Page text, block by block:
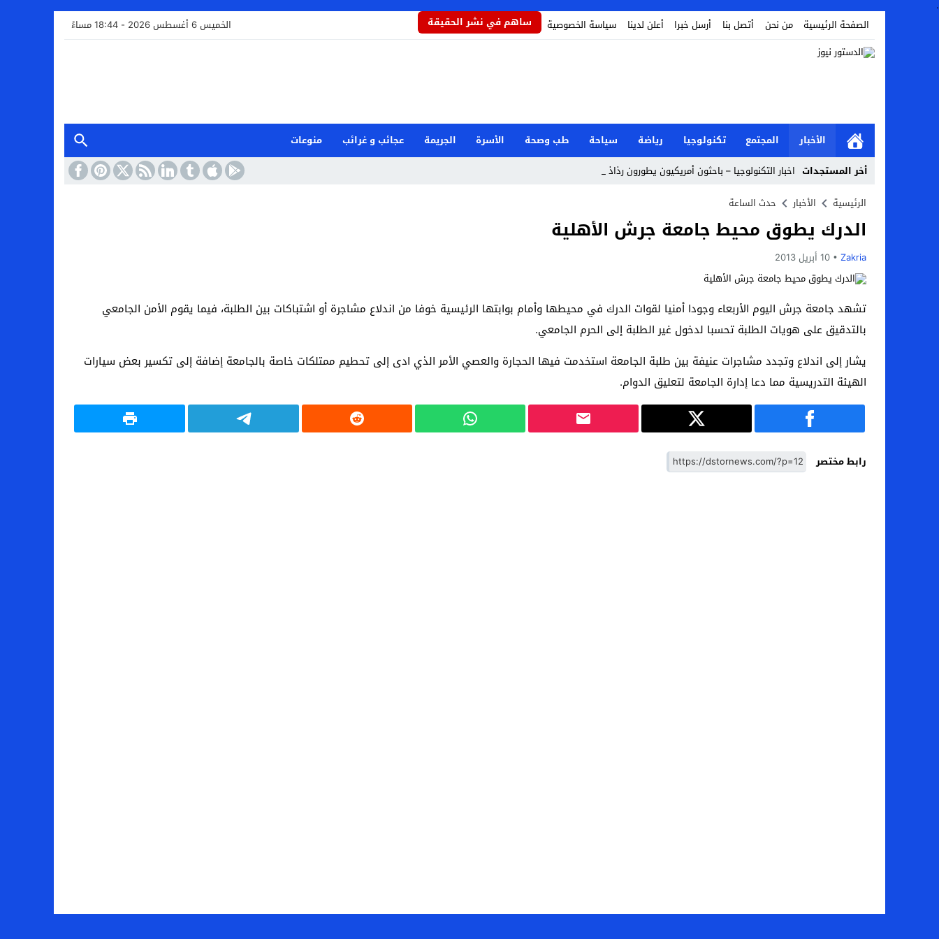
.
الصفحة الرئيسية
من نحن أتصل بنا أرسل خبرا أعلن لدينا سياسة الخصوصية ساهم في نشر الحقيقة الخميس 6 أغسطس 2026 - 18:44 مساءً
الأخبار المجتمع تكنولوجيا رياضة سياحة طب وصحة الأسرة الجريمة عجائب و غرائب
منوعات
أخر المستجدات اخبار التكنولوجيا – باحثون أمريكيون يطورون رذاذاً _
Stop
Previous
Next
الرئيسية الأخبار حدث الساعة
الدرك يطوق محيط جامعة جرش الأهلية
Zakria 10 أبريل 2013
تشهد جامعة جرش اليوم الأربعاء وجودا أمنيا لقوات الدرك في محيطها وأمام بوابتها الرئيسية خوفا من اندلاع مشاجرة أو اشتباكات بين الطلبة، فيما يقوم الأمن الجامعي
بالتدقيق على هويات الطلبة تحسبا لدخول غير الطلبة إلى الحرم الجامعي.
يشار إلى اندلاع وتجدد مشاجرات عنيفة بين طلبة الجامعة استخدمت فيها الحجارة والعصي الأمر الذي ادى إلى تحطيم ممتلكات خاصة بالجامعة إضافة إلى تكسير بعض سيارات
الهيئة التدريسية مما دعا إدارة الجامعة لتعليق الدوام.
رابط مختصر